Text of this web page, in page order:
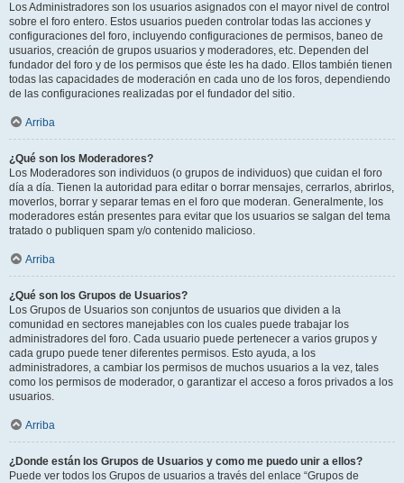
Los Administradores son los usuarios asignados con el mayor nivel de control
sobre el foro entero. Estos usuarios pueden controlar todas las acciones y
configuraciones del foro, incluyendo configuraciones de permisos, baneo de
usuarios, creación de grupos usuarios y moderadores, etc. Dependen del
fundador del foro y de los permisos que éste les ha dado. Ellos también tienen
todas las capacidades de moderación en cada uno de los foros, dependiendo
de las configuraciones realizadas por el fundador del sitio.
Arriba
¿Qué son los Moderadores?
Los Moderadores son individuos (o grupos de individuos) que cuidan el foro
día a día. Tienen la autoridad para editar o borrar mensajes, cerrarlos, abrirlos,
moverlos, borrar y separar temas en el foro que moderan. Generalmente, los
moderadores están presentes para evitar que los usuarios se salgan del tema
tratado o publiquen spam y/o contenido malicioso.
Arriba
¿Qué son los Grupos de Usuarios?
Los Grupos de Usuarios son conjuntos de usuarios que dividen a la
comunidad en sectores manejables con los cuales puede trabajar los
administradores del foro. Cada usuario puede pertenecer a varios grupos y
cada grupo puede tener diferentes permisos. Esto ayuda, a los
administradores, a cambiar los permisos de muchos usuarios a la vez, tales
como los permisos de moderador, o garantizar el acceso a foros privados a los
usuarios.
Arriba
¿Donde están los Grupos de Usuarios y como me puedo unir a ellos?
Puede ver todos los Grupos de usuarios a través del enlace “Grupos de